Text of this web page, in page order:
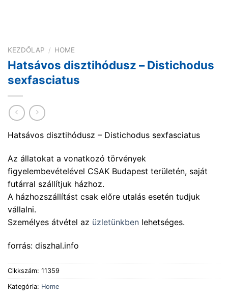
KEZDŐLAP / HOME
Hatsávos disztihódusz – Distichodus
sexfasciatus
Hatsávos disztihódusz – Distichodus sexfasciatus
Az állatokat a vonatkozó törvények
figyelembevételével CSAK Budapest területén, saját
futárral szállítjuk házhoz.
A házhozszállítást csak előre utalás esetén tudjuk
vállalni.
Személyes átvétel az üzletünkben lehetséges.
forrás: diszhal.info
Cikkszám: 11359
Kategória: Home